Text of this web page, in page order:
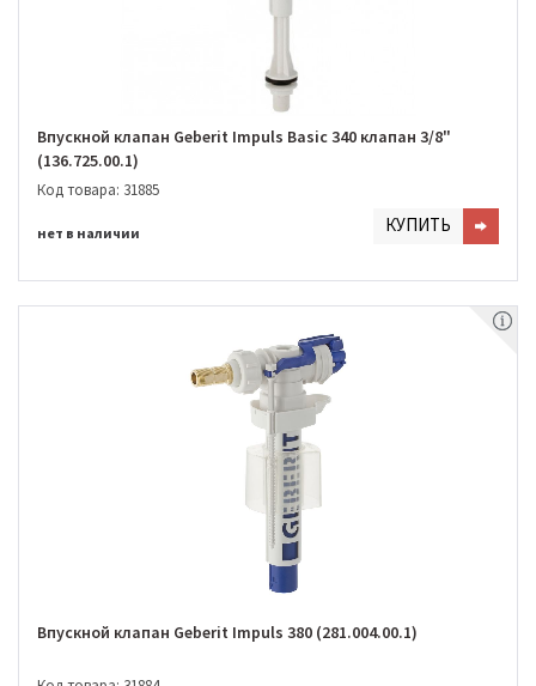
Впускной клапан Geberit Impuls Basic 340 клапан 3/8"
(136.725.00.1)
Код товара: 31885
нет в наличии КУПИТЬ
Впускной клапан Geberit Impuls 380 (281.004.00.1)